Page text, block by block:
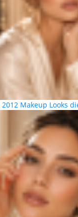
Makeup Looks